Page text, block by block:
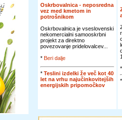
Oskrbovalnica - neposredna
vez med kmetom in
potrošnikom
Oskrbovalnica je vseslovenski
nekomercialni samooskrbni
projekt za direktno
povezovanje pridelovalcev...
* Beri dalje
* Teslini izdelki že več kot 40
let na vrhu najučinkovitejših
energijskih pripomočkov